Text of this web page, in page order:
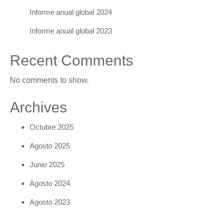
Informe anual global 2024
Informe anual global 2023
Recent Comments
No comments to show.
Archives
Octubre 2025
Agosto 2025
Junio 2025
Agosto 2024
Agosto 2023